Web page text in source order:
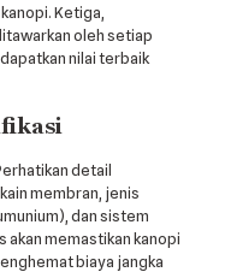
Ketiga,
oleh setiap
nilai terbaik
detail
membran, jenis
dan sistem
memastikan kanopi
biaya jangka